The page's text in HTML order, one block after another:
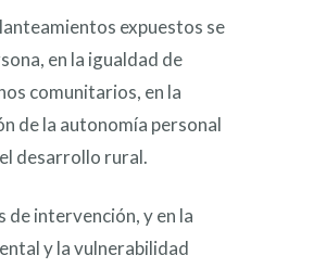
expuestos se
en la igualdad de
comunitarios, en la
de la autonomía personal
desarrollo rural.
de intervención, y en la
y la vulnerabilidad